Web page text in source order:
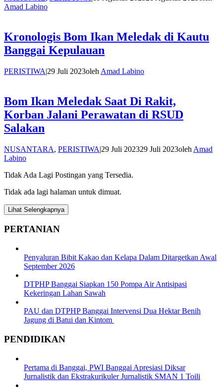
Amad Labino
Kronologis Bom Ikan Meledak di Kautu
Banggai Kepulauan
PERISTIWA|29 Juli 2023oleh Amad Labino
Bom Ikan Meledak Saat Di Rakit,
Korban Jalani Perawatan di RSUD
Salakan
NUSANTARA, PERISTIWA|29 Juli 202329 Juli 2023oleh Amad
Labino
Tidak Ada Lagi Postingan yang Tersedia.
Tidak ada lagi halaman untuk dimuat.
Lihat Selengkapnya
PERTANIAN
Penyaluran Bibit Kakao dan Kelapa Dalam Ditargetkan Awal
September 2026
DTPHP Banggai Siapkan 150 Pompa Air Antisipasi
Kekeringan Lahan Sawah
PAU dan DTPHP Banggai Intervensi Dua Hektar Benih
Jagung di Batui dan Kintom
PENDIDIKAN
Pertama di Banggai, PWI Banggai Apresiasi Diksar
Jurnalistik dan Ekstrakurikuler Jurnalistik SMAN 1 Toili